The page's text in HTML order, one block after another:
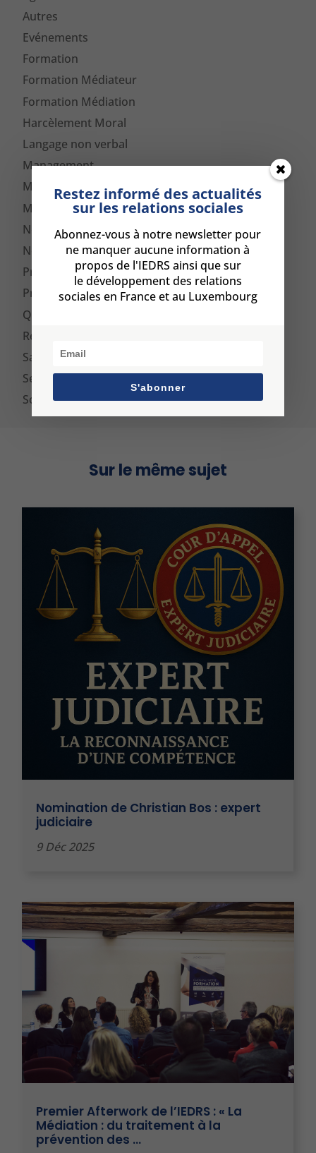
Autres
Evénements
Formation
Formation Médiateur
Formation Médiation
Harcèlement Moral
Langage non verbal
Management
Médiation
Médiation Luxembourg
Newsletter
Non classé
Presse
Prévention de conflits
QVT
Ressources Humains
Satisfaction client
Sexisme
Souffrance au travail
Sur le même sujet
Nomination de Christian Bos : expert
judiciaire
9 Déc 2025
Premier Afterwork de l’IEDRS : « La
Médiation : du traitement à la
prévention des …
Restez informé des actualités
sur les relations sociales
Abonnez-vous à notre newsletter pour
ne manquer aucune information à
propos de l'IEDRS ainsi que sur
le développement des relations
sociales en France et au Luxembourg
S'abonner